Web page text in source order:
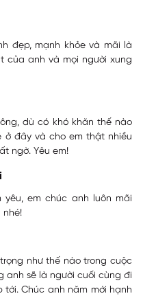
đẹp, mạnh khỏe và mãi là
của anh và mọi người xung
dù có khó khăn thế nào
ở đây và cho em thật nhiều
ngờ. Yêu em!
yêu, em chúc anh luôn mãi
nhé!
như thế nào trong cuộc
anh sẽ là người cuối cùng đi
Chúc anh năm mới hạnh